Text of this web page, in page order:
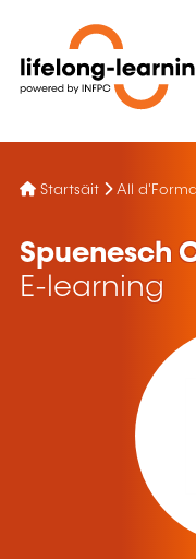
Startsäit All
Spuenesch
E-learning